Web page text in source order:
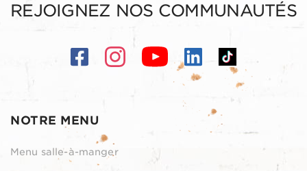
NOTRE MENU
Menu salle-à-manger
REJOIGNEZ NOS COMMUNAUTÉS